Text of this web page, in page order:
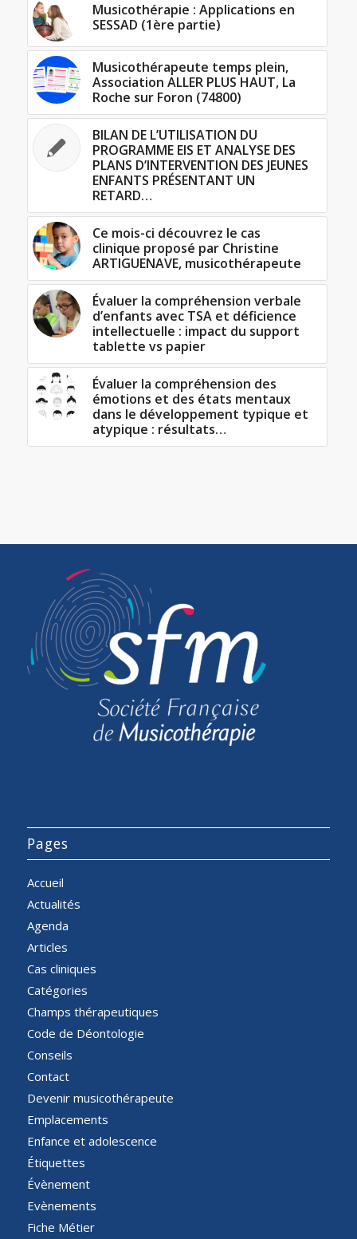
Musicothérapie : Applications en
SESSAD (1ère partie)
Musicothérapeute temps plein,
Association ALLER PLUS HAUT, La
Roche sur Foron (74800)
BILAN DE L’UTILISATION DU
PROGRAMME EIS ET ANALYSE DES
PLANS D’INTERVENTION DES JEUNES
ENFANTS PRÉSENTANT UN
RETARD…
Ce mois-ci découvrez le cas
clinique proposé par Christine
ARTIGUENAVE, musicothérapeute
Évaluer la compréhension verbale
d’enfants avec TSA et déficience
intellectuelle : impact du support
tablette vs papier
Évaluer la compréhension des
émotions et des états mentaux
dans le développement typique et
atypique : résultats…
Pages
Accueil
Actualités
Agenda
Articles
Cas cliniques
Catégories
Champs thérapeutiques
Code de Déontologie
Conseils
Contact
Devenir musicothérapeute
Emplacements
Enfance et adolescence
Étiquettes
Évènement
Evènements
Fiche Métier